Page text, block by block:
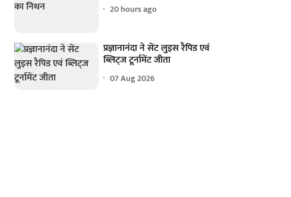
20 hours ago
प्रज्ञानानंदा ने सेंट लुइस रैपिड एवं
ब्लिट्ज टूर्नामेंट जीता
07 Aug 2026